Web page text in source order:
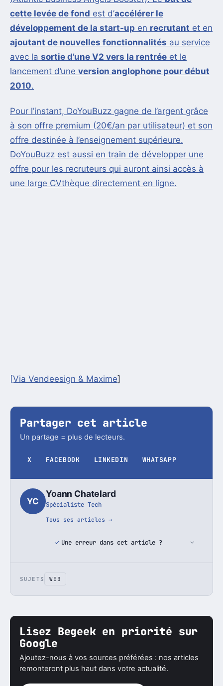
cette levée de fond est d’accélérer le
développement de la start-up en recrutant et en
ajoutant de nouvelles fonctionnalités au service
avec la sortie d’une V2 vers la rentrée et le
lancement d’une version anglophone pour début
2010.
Pour l’instant, DoYouBuzz gagne de l’argent grâce
à son offre premium (20€/an par utilisateur) et son
offre destinée à l’enseignement supérieure.
DoYouBuzz est aussi en train de développer une
offre pour les recruteurs qui auront ainsi accès à
une large CVthèque directement en ligne.
[Via Vendeesign & Maxime]
Partager cet article
Un partage = plus de lecteurs.
X FACEBOOK LINKEDIN WHATSAPP
YC
Yoann Chatelard
Spécialiste Tech
Tous ses articles →
Une erreur dans cet article ?
SUJETS WEB
Lisez Begeek en priorité sur
Google
Ajoutez-nous à vos sources préférées : nos articles
remonteront plus haut dans votre actualité.